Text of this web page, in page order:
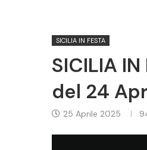
SICILIA IN FESTA
SICILIA
del 24
25 Aprile 2025